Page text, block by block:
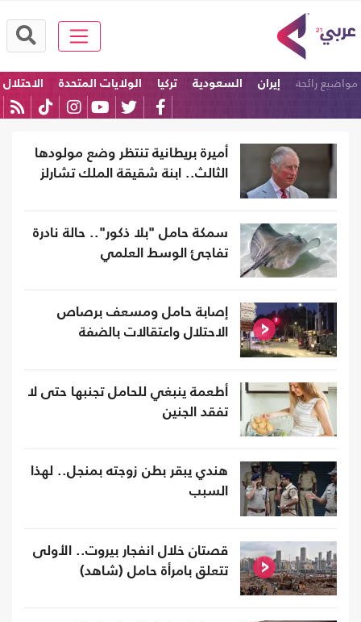
مواضيع رائجة إيران السعودية تركيا الولايات المتحدة
الاحتلال
أميرة بريطانية تنتظر وضع مولودها
الثالث.. ابنة شقيقة الملك تشارلز
سمكة حامل "بلا ذكور".. حالة نادرة
تفاجئ الوسط العلمي
إصابة حامل ومسعف برصاص
الاحتلال واعتقالات بالضفة
أطعمة ينبغي للحامل تجنبها حتى لا
تفقد الجنين
هندي يبقر بطن زوجته بمنجل.. لهذا
السبب
قصتان خلال انفجار بيروت.. الأولى
تتعلق بامرأة حامل (شاهد)